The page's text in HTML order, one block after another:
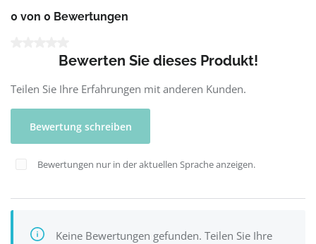
0 von 0 Bewertungen
Bewerten Sie dieses Produkt!
Teilen Sie Ihre Erfahrungen mit anderen Kunden.
Bewertung schreiben
Bewertungen nur in der aktuellen Sprache anzeigen.
Keine Bewertungen gefunden. Teilen Sie Ihre